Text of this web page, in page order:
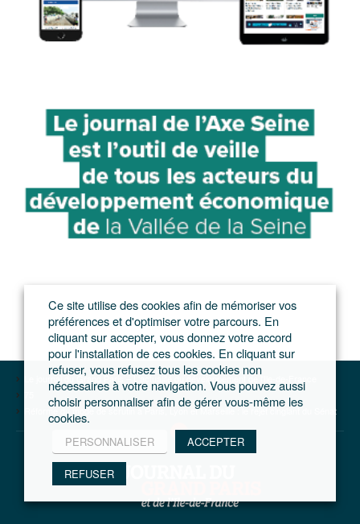
Le journal du Grand Paris – L'actualité du développement de l'Ile-de-France
Réforme du mode de scrutin à Paris, Lyon et Marseille : le rejet cinglant du Sénat
Ce site utilise des cookies afin de mémoriser vos
préférences et d'optimiser votre parcours. En
cliquant sur accepter, vous donnez votre accord
pour l'installation de ces cookies. En cliquant sur
refuser, vous refusez tous les cookies non
nécessaires à votre navigation. Vous pouvez aussi
choisir personnaliser afin de gérer vous-même les
cookies.
PERSONNALISER ACCEPTER
REFUSER